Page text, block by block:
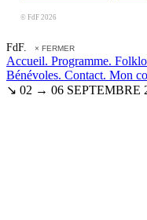
© FdF 2026
FdF. × FERMER
Accueil. Programme.
Bénévoles. Contact. Mon
↘ 02 → 06 SEPTEMBRE